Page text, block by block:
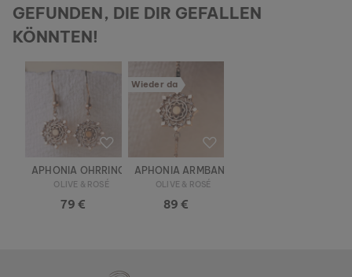
GEFUNDEN, DIE DIR GEFALLEN
KÖNNTEN!
APHONIA OHRRINGE
OLIVE & ROSÉ
79 €
Wieder da
APHONIA ARMBAND
OLIVE & ROSÉ
89 €